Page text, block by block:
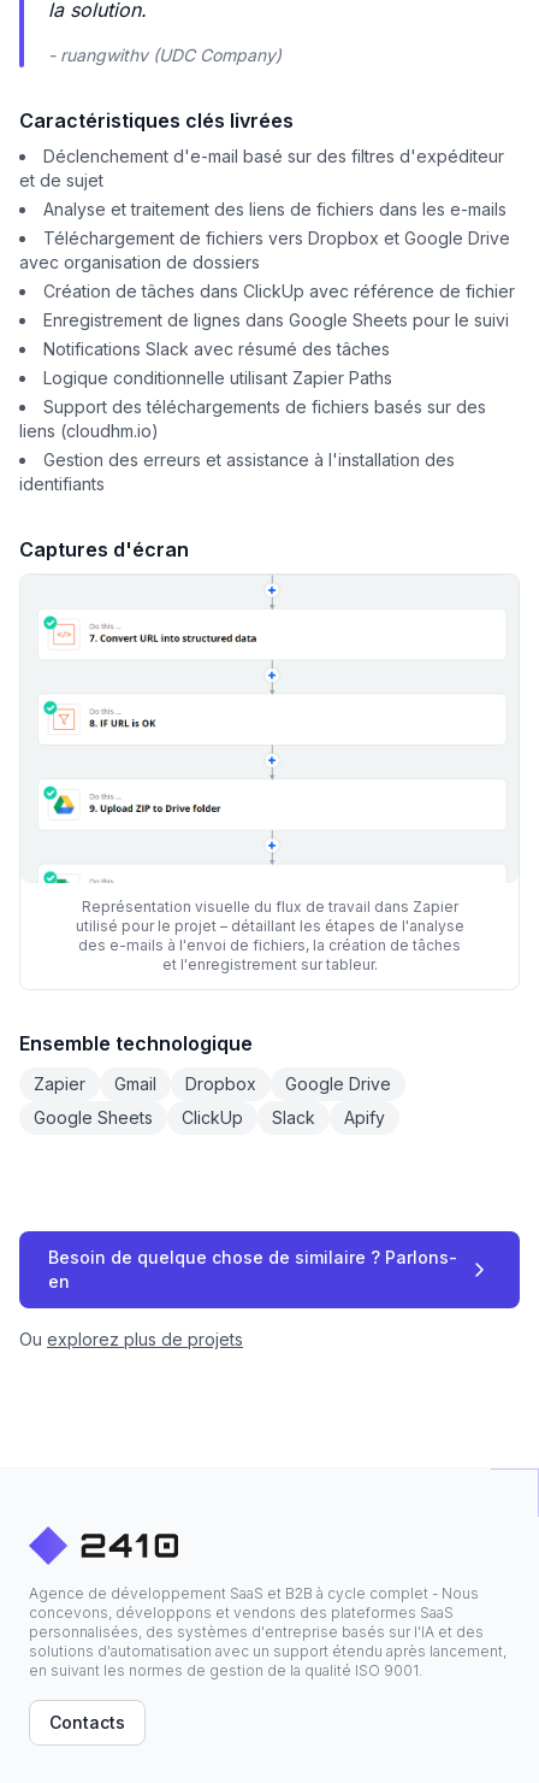
la solution.
- ruangwithv (UDC Company)
Caractéristiques clés livrées
Déclenchement d'e-mail basé sur des filtres d'expéditeur
et de sujet
Analyse et traitement des liens de fichiers dans les e-mails
Téléchargement de fichiers vers Dropbox et Google Drive
avec organisation de dossiers
Création de tâches dans ClickUp avec référence de fichier
Enregistrement de lignes dans Google Sheets pour le suivi
Notifications Slack avec résumé des tâches
Logique conditionnelle utilisant Zapier Paths
Support des téléchargements de fichiers basés sur des
liens (cloudhm.io)
Gestion des erreurs et assistance à l'installation des
identifiants
Captures d'écran
Représentation visuelle du flux de travail dans Zapier
utilisé pour le projet – détaillant les étapes de l'analyse
des e-mails à l'envoi de fichiers, la création de tâches
et l'enregistrement sur tableur.
Ensemble technologique
Zapier Gmail Dropbox
Google Drive
Google Sheets
ClickUp Slack Apify
Besoin de quelque chose de similaire ? Parlons-
en
Ou explorez plus de projets
Agence de développement SaaS et B2B à cycle complet - Nous
concevons, développons et vendons des plateformes SaaS
personnalisées, des systèmes d'entreprise basés sur l'IA et des
solutions d'automatisation avec un support étendu après lancement,
en suivant les normes de gestion de la qualité ISO 9001.
Contacts